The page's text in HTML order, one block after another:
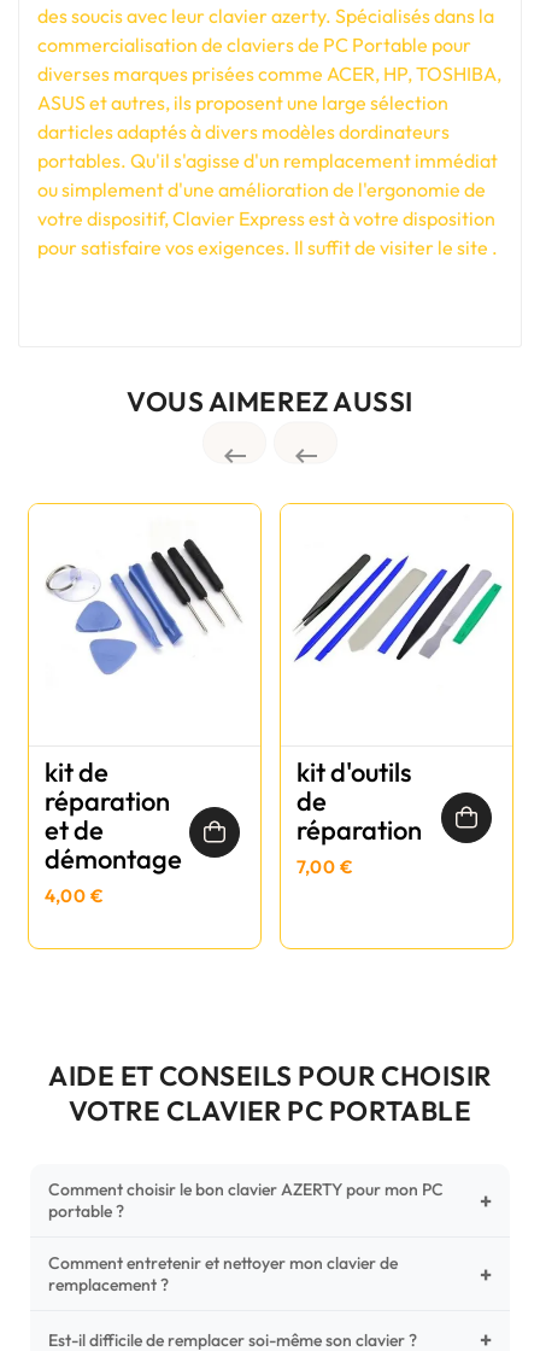
des soucis avec leur clavier azerty. Spécialisés dans la
commercialisation de claviers de PC Portable pour
diverses marques prisées comme ACER, HP, TOSHIBA,
ASUS et autres, ils proposent une large sélection
darticles adaptés à divers modèles dordinateurs
portables. Qu'il s'agisse d'un remplacement immédiat
ou simplement d'une amélioration de l'ergonomie de
votre dispositif, Clavier Express est à votre disposition
pour satisfaire vos exigences. Il suffit de visiter le site .
VOUS AIMEREZ AUSSI
 
kit de
réparation
et de
démontage
4,00 €
kit d'outils
de
réparation
7,00 €
AIDE ET CONSEILS POUR CHOISIR
VOTRE CLAVIER PC PORTABLE
Comment choisir le bon clavier AZERTY pour mon PC
portable ?
+
Pour ne pas vous tromper, vérifiez trois points critiques sur
votre clavier d'origine : la disposition (AZERTY Français), la
photos HD) et l'emplacement des fixations (vis ou clips) au
Comment entretenir et nettoyer mon clavier de
remplacement ?
+
Un entretien régulier prolonge la vie de vos touches.
Est-il difficile de remplacer soi-même son clavier ? +